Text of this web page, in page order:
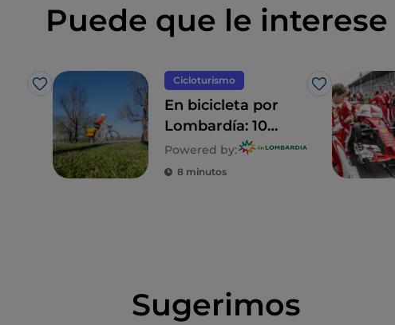
Puede que le interese
Me gusta
Cicloturismo
Me gusta
En bicicleta por
Lombardía: 10
itinerarios en
familia
Powered by:
8 minutos
Sugerimos